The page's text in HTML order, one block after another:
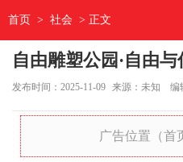
首页 > 社会 > 正文
自由雕塑公园·自由
发布时间：2025-11-09 来源：未知 编
广告位置（首